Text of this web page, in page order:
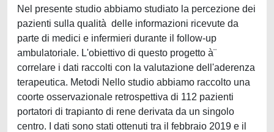
Nel presente studio abbiamo studiato la percezione dei
pazienti sulla qualità delle informazioni ricevute da
parte di medici e infermieri durante il follow-up
ambulatoriale. L'obiettivo di questo progetto à¨
correlare i dati raccolti con la valutazione dell'aderenza
terapeutica. Metodi Nello studio abbiamo raccolto una
coorte osservazionale retrospettiva di 112 pazienti
portatori di trapianto di rene derivata da un singolo
centro. I dati sono stati ottenuti tra il febbraio 2019 e il